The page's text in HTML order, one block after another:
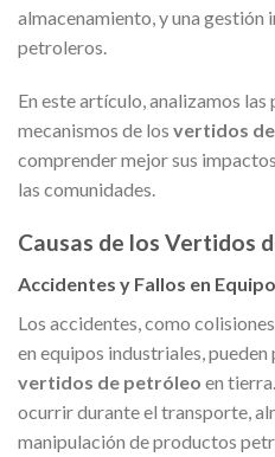
almacenamiento, y una gestión
petroleros.
En este artículo, analizamos las
mecanismos de los vertidos
comprender mejor sus
las comunidades.
Causas de los Vertidos
Accidentes y Fallos en
Los accidentes, como
en equipos industriales,
vertidos de petróleo en
ocurrir durante el transporte,
manipulación de productos